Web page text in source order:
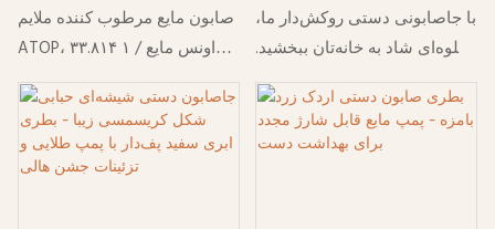
دست ATOP با حجم ۱ لیتر و
طرح قلب شیک طرح پلنگ
صابون مایع مرطوب کننده ملایم
ATOP، ۳۳.۸۱۴ اونس مایع / ۱
لیتر، ترکیبی از پاک کنندگی
عمیق و قدرتمند با آبرسانی
مغذی است. بطری لوکس و
شیک طرح پلنگی، دکوراسیون
طرح سنگ مصنوعی بیرنگ -
طرح عصایی و تزیینات
با جاصابونی دستی روکش‌دار ما،
جلوه‌ای شاد به خانه‌تان ببخشید.
این بطری پمپی که با طرح
عصایی و آویز آدم برفی زیبا
تزئین شده است، هم به عنوان